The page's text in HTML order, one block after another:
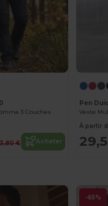
3 Couches
€ Acheter
Pen
À partir
-65%